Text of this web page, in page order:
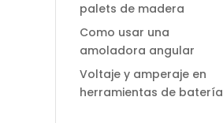
palets de madera
Como usar una
amoladora angular
Voltaje y amperaje en
herramientas de batería